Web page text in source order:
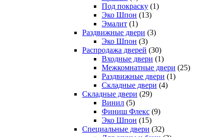
Под покраску (1)
Эко Шпон (13)
Эмалит (1)
Раздвижные двери (3)
Эко Шпон (3)
Распродажа дверей (30)
Входные двери (1)
Межкомнатные двери (25)
Раздвижные двери (1)
Складные двери (4)
Складные двери (29)
Винил (5)
Финиш Флекс (9)
Эко Шпон (15)
Специальные двери (32)